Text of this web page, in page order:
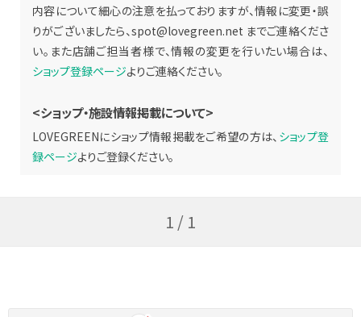
内容について細心の注意を払っておりますが、情報に変更・誤
りがございましたら、spot@lovegreen.net までご連絡くださ
い。また店舗ご担当者様で、情報の変更を行いたい場合は、
ショップ登録ページよりご連絡ください。
<ショップ・施設情報掲載について>
LOVEGREENにショップ情報掲載をご希望の方は、 ショップ登
録ページよりご登録ください。
1 / 1